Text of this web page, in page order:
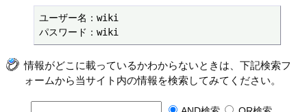
ユーザー名：wiki
パスワード：wiki
情報がどこに載っているかわからないときは、下記検索フ
ォームから当サイト内の情報を検索してみてください。